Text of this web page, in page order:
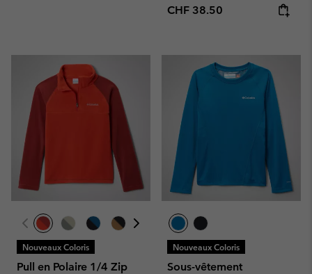
Regular price:
CHF 38.50
Nouveaux Coloris
Pull en Polaire 1/4 Zip
Nouveaux Coloris
Sous-vêtement